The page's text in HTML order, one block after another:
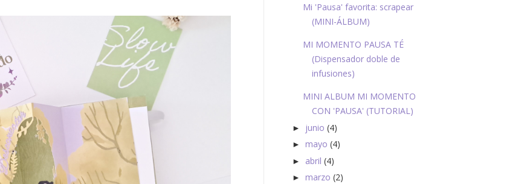
Mi 'Pausa' favorita: scrapear
(MINI-ÁLBUM)
MI MOMENTO PAUSA TÉ
(Dispensador doble de
infusiones)
MINI ALBUM MI MOMENTO
CON 'PAUSA' (TUTORIAL)
► junio (4)
► mayo (4)
► abril (4)
► marzo (2)